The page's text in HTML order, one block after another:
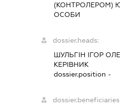
(КОНТРОЛЕРОМ)
ОСОБИ
dossier.heads:
ШУЛЬГІН ІГОР
КЕРІВНИК
dossier.position -